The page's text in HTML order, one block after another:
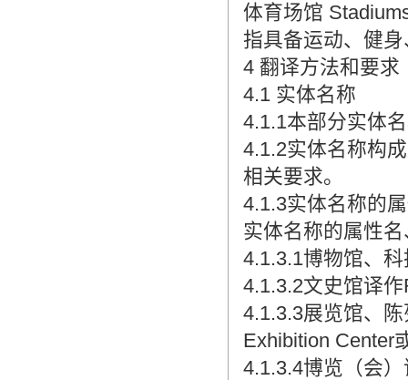
体育场馆
指具备运动、健
4 翻译方法和要求
4.1 实体名称
4.1.1本部分实体
4.1.2实体名称构
相关要求。
4.1.3实体名称的
实体名称的属性
4.1.3.1博物馆、
4.1.3.2文史馆译
4.1.3.3展览馆、
Exhibition Center
4.1.3.4博览（会